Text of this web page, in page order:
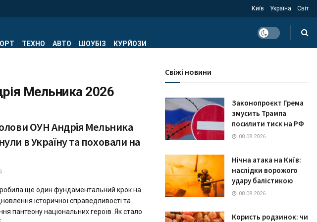
Київ Україна Світ
ТЕХНО АВТО ШОУБІЗ КУРЙОЗИ
Мельника 2026
ОУН Андрія Мельника
в Україну та поховали на
ще один фундаментальний крок на
історичної справедливості та
пантеону національних героїв. Як стало
Свіжі новини
Законопроєкт Грема
змусить Трампа
посилити тиск на РФ
08.08.2026
Нічна атака на Київ:
наслідки ворожого
удару балістикою
08.08.2026
Користь родзинок: чи